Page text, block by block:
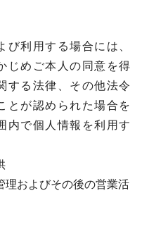
び利用する場合には、
じめご本人の同意を得
する法律、その他法令
とが認められた場合を
内で個人情報を利用す
理およびその後の営業活